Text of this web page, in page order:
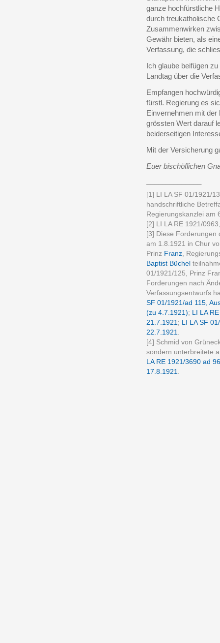
ganze hochfürstliche
durch treukatholische
Zusammenwirken
Gewähr bieten, als
Verfassung, die
Ich glaube beifügen
Landtag über die
Empfangen
fürstl. Regierung es
Einvernehmen mit
grössten Wert darauf
beiderseitigen
Mit der Versicherung
Euer bischöflichen
[1] LI LA SF 01/1921/
handschriftliche
Regierungskanzlei am
[2] LI LA RE 1921/
[3] Diese Forderungen
am 1.8.1921 in Chur
Prinz Franz,
Baptist Büchel
01/1921/125, Prinz
Forderungen nach
Verfassungsentwurfs
SF 01/1921/ad 115,
(zu 4.7.1921); LI LA
21.7.1921; LI LA SF
22.7.1921.
[4] Schmid von
sondern unterbreitete
LA RE 1921/3690 ad
17.8.1921.